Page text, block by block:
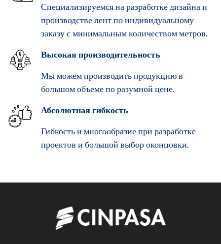
Специализируемся на разработке дизайна и
производстве лент по индивидуальному
заказу с минимальным количеством метров.
Высокая производительность
Мы можем производить продукцию в
большом объеме по разумной цене.
Абсолютная гибкость
Гибкость и многообразие при разработке
проектов и большой выбор оконцовки.